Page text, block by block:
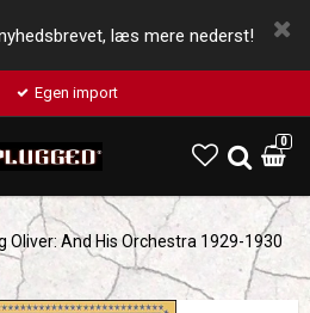
læs mere nederst!
Egen import
0
Oliver: And His Orchestra 1929-1930